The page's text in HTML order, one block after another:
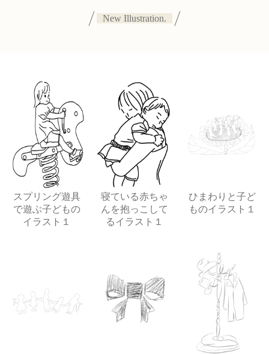
New Illustration.
スプリング遊具
で遊ぶ子どもの
イラスト１
寝ている赤ちゃ
んを抱っこして
るイラスト１
ひまわりと子ど
ものイラスト１